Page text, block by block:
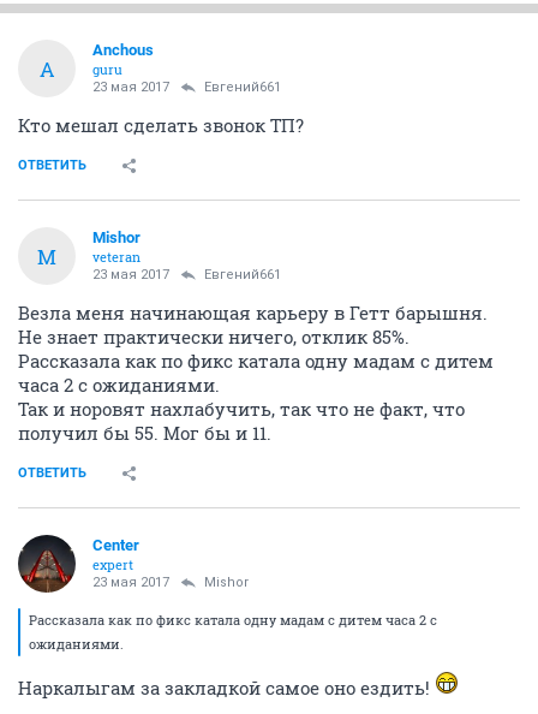
A
Anchous
guru
23 мая 2017 Евгений661
Кто мешал сделать звонок ТП?
ОТВЕТИТЬ
M
Mishor
veteran
23 мая 2017 Евгений661
Везла меня начинающая карьеру в Гетт барышня.
Не знает практически ничего, отклик 85%.
Рассказала как по фикс катала одну мадам с дитем
часа 2 с ожиданиями.
Так и норовят нахлабучить, так что не факт, что
получил бы 55. Мог бы и 11.
ОТВЕТИТЬ
Center
expert
23 мая 2017 Mishor
Рассказала как по фикс катала одну мадам с дитем часа 2 с
ожиданиями.
Наркалыгам за закладкой самое оно ездить!